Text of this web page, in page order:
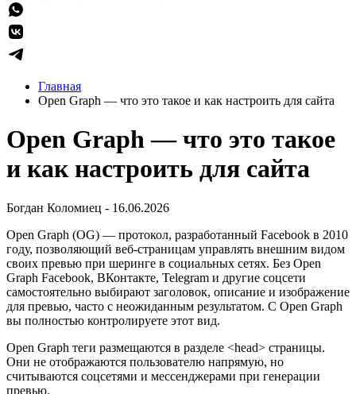
Главная
Open Graph — что это такое и как настроить для сайта
Open Graph — что это такое
и как настроить для сайта
Богдан Коломиец - 16.06.2026
Open Graph (OG) — протокол, разработанный Facebook в 2010
году, позволяющий веб-страницам управлять внешним видом
своих превью при шеринге в социальных сетях. Без Open
Graph Facebook, ВКонтакте, Telegram и другие соцсети
самостоятельно выбирают заголовок, описание и изображение
для превью, часто с неожиданным результатом. С Open Graph
вы полностью контролируете этот вид.
Open Graph теги размещаются в разделе <head> страницы.
Они не отображаются пользователю напрямую, но
считываются соцсетями и мессенджерами при генерации
превью.